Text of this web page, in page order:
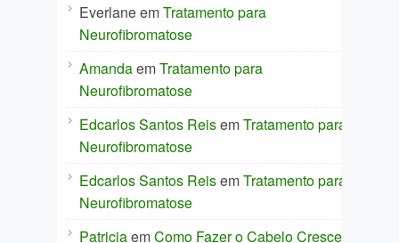
EverlaneemTratamento para
Neurofibromatose
AmandaemTratamento para
Neurofibromatose
Edcarlos Santos ReisemTratamento para
Neurofibromatose
Edcarlos Santos ReisemTratamento para
Neurofibromatose
PatriciaemComo Fazer o Cabelo Crescer